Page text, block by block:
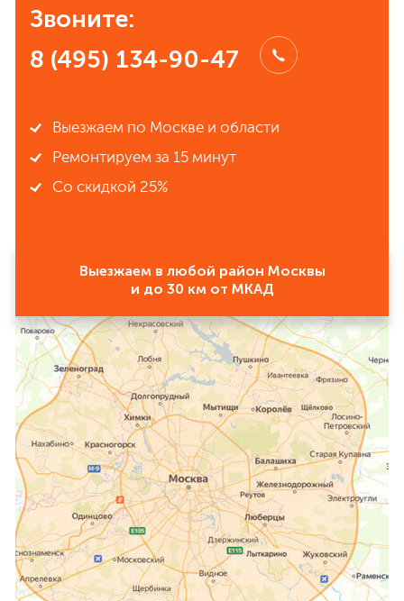
Звоните:
8 (495) 134-90-47
Выезжаем по Москве и области
Ремонтируем за 15 минут
Со скидкой 25%
Выезжаем в любой район Москвы
и до 30 км от МКАД